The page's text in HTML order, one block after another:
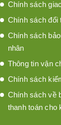
Chính sách
Chính sách đổi
Chính sách
nhân
Thông tin vận
Chính sách
Chính sách về
thanh toán cho